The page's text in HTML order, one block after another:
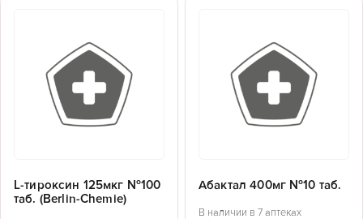
L-тироксин 125мкг №100
таб. (Berlin-Chemie)
Абактал 400мг №10 таб.
В наличии в 7 аптеках